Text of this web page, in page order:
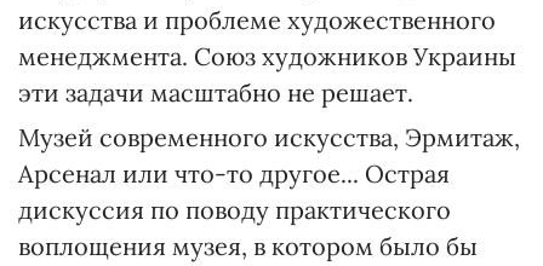
искусства и проблеме художественного
менеджмента. Союз художников Украины
эти задачи масштабно не решает.
Музей современного искусства, Эрмитаж,
Арсенал или что-то другое... Острая
дискуссия по поводу практического
воплощения музея, в котором было бы